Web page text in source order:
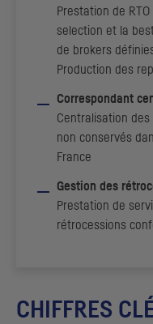
Prestation de RTO
selection et la
de brokers
Production des
Correspondant
Centralisation
non conservés
France
Gestion des
Prestation de
rétrocessions
CHIFFRES